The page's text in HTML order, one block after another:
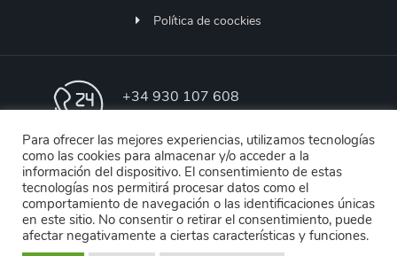
Política de coockies
+34 930 107 608
Lunes a Jueves 9h-18h | Viernes de 9h - 13h
soporte@designstore.es
Soporte Online
Menendez Pelayo 36
Molins de Rei | Barcelona
Para ofrecer las mejores experiencias, utilizamos tecnologías
como las cookies para almacenar y/o acceder a la
información del dispositivo. El consentimiento de estas
tecnologías nos permitirá procesar datos como el
comportamiento de navegación o las identificaciones únicas
en este sitio. No consentir o retirar el consentimiento, puede
afectar negativamente a ciertas características y funciones.